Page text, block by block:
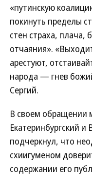
«путинскую
покинуть пределы
стен страха, плача,
отчаяния».
арестуют,
народа — гнев
Сергий.
В своем обращении
Екатеринбургский и
подчеркнул, что
схиигуменом
содержании его